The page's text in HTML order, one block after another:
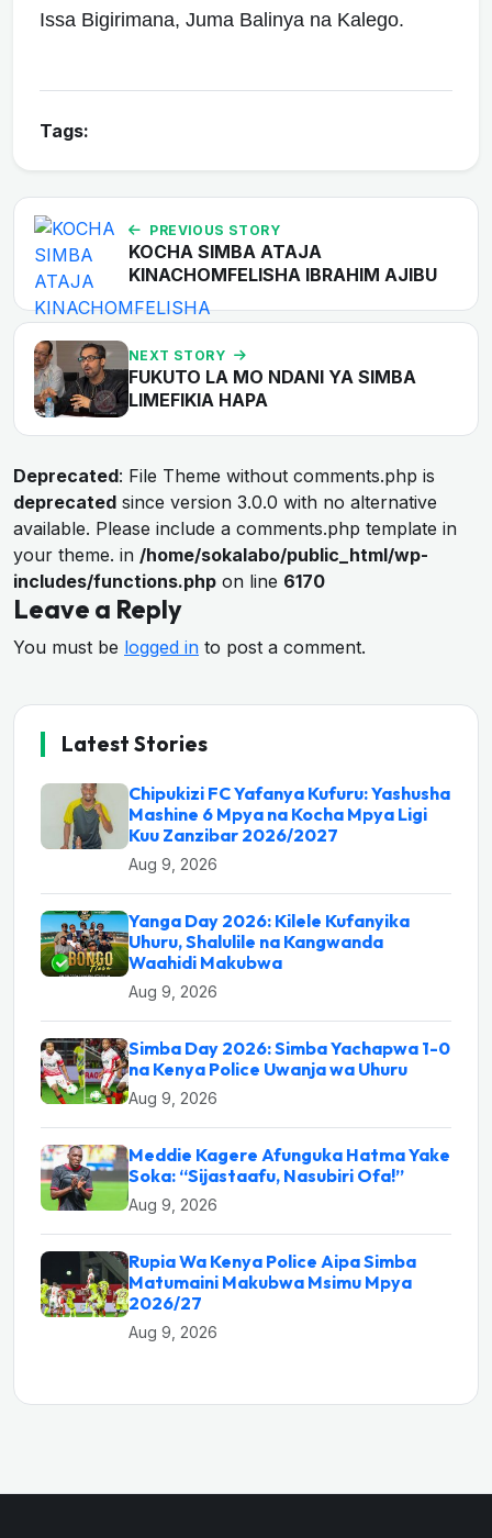
Issa Bigirimana, Juma Balinya na Kalego.
Tags:
PREVIOUS STORY
KOCHA SIMBA ATAJA
KINACHOMFELISHA IBRAHIM AJIBU
NEXT STORY
FUKUTO LA MO NDANI YA SIMBA
LIMEFIKIA HAPA
Deprecated: File Theme without comments.php is
deprecated since version 3.0.0 with no alternative
available. Please include a comments.php template in
your theme. in /home/sokalabo/public_html/wp-
includes/functions.php on line 6170
Leave a Reply
You must be logged in to post a comment.
Latest Stories
Chipukizi FC Yafanya Kufuru: Yashusha
Mashine 6 Mpya na Kocha Mpya Ligi
Kuu Zanzibar 2026/2027
Aug 9, 2026
Yanga Day 2026: Kilele Kufanyika
Uhuru, Shalulile na Kangwanda
Waahidi Makubwa
Aug 9, 2026
Simba Day 2026: Simba Yachapwa 1-0
na Kenya Police Uwanja wa Uhuru
Aug 9, 2026
Meddie Kagere Afunguka Hatma Yake
Soka: “Sijastaafu, Nasubiri Ofa!”
Aug 9, 2026
Rupia Wa Kenya Police Aipa Simba
Matumaini Makubwa Msimu Mpya
2026/27
Aug 9, 2026